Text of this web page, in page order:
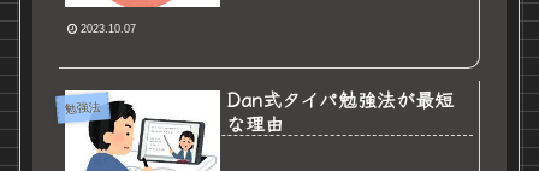
2023.10.07
勉強法
Dan式タイパ勉強法が最短
な理由